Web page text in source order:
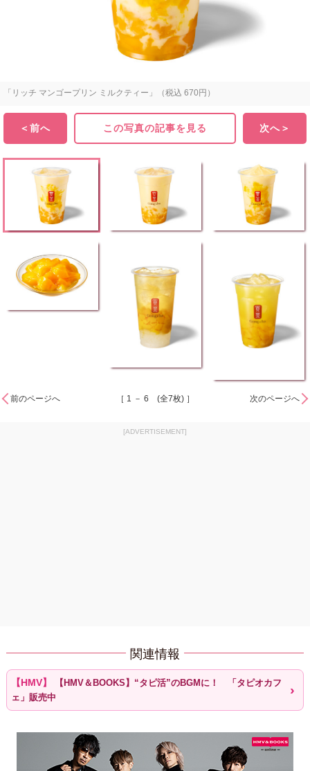
「リッチ マンゴープリン ミルクティー」（税込 670円）
＜前へ この写真の記事を見る 次へ＞
前のページへ ［ 1 － 6 (全7枚) ］ 次のページへ
[ADVERTISEMENT]
関連情報
【HMV＆BOOKS】“タピ活”のBGMに！ 「タピオカフ
ェ」販売中